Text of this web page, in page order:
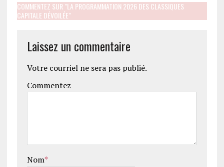
COMMENTEZ SUR "LA PROGRAMMATION 2026 DES CLASSIQUES
CAPITALE DÉVOILÉE"
Laissez un commentaire
Votre courriel ne sera pas publié.
Commentez
Nom*